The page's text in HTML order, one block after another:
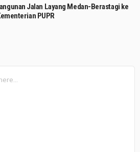
Jalan Layang Medan-Berastagi ke
PUPR